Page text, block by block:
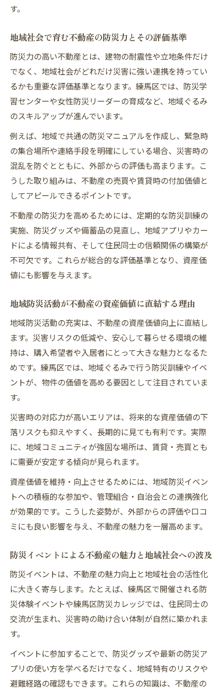
す。
地域社会で育む不動産の防災力とその評価基準
防災力の高い不動産とは、建物の耐震性や立地条件だけ
でなく、地域社会がどれだけ災害に強い連携を持ってい
るかも重要な評価基準となります。練馬区では、防災学
習センターや女性防災リーダーの育成など、地域ぐるみ
のスキルアップが進んでいます。
例えば、地域で共通の防災マニュアルを作成し、緊急時
の集合場所や連絡手段を明確にしている場合、災害時の
混乱を防ぐとともに、外部からの評価も高まります。こ
うした取り組みは、不動産の売買や賃貸時の付加価値と
してアピールできるポイントです。
不動産の防災力を高めるためには、定期的な防災訓練の
実施、防災グッズや備蓄品の見直し、地域アプリやカー
ドによる情報共有、そして住民同士の信頼関係の構築が
不可欠です。これらが総合的な評価基準となり、資産価
値にも影響を与えます。
地域防災活動が不動産の資産価値に直結する理由
地域防災活動の充実は、不動産の資産価値向上に直結し
ます。災害リスクの低減や、安心して暮らせる環境の維
持は、購入希望者や入居者にとって大きな魅力となるた
めです。練馬区では、地域ぐるみで行う防災訓練やイベ
ントが、物件の価値を高める要因として注目されていま
す。
災害時の対応力が高いエリアは、将来的な資産価値の下
落リスクも抑えやすく、長期的に見ても有利です。実際
に、地域コミュニティが強固な場所は、賃貸・売買とも
に需要が安定する傾向が見られます。
資産価値を維持・向上させるためには、地域防災イベン
トへの積極的な参加や、管理組合・自治会との連携強化
が効果的です。こうした姿勢が、外部からの評価や口コ
ミにも良い影響を与え、不動産の魅力を一層高めます。
防災イベントによる不動産の魅力と地域社会への波及
防災イベントは、不動産の魅力向上と地域社会の活性化
に大きく寄与します。たとえば、練馬区で開催される防
災体験イベントや練馬区防災カレッジでは、住民同士の
交流が生まれ、災害時の助け合い体制が自然に築かれま
す。
イベントに参加することで、防災グッズや最新の防災ア
プリの使い方を学べるだけでなく、地域特有のリスクや
避難経路の確認もできます。これらの知識は、不動産の